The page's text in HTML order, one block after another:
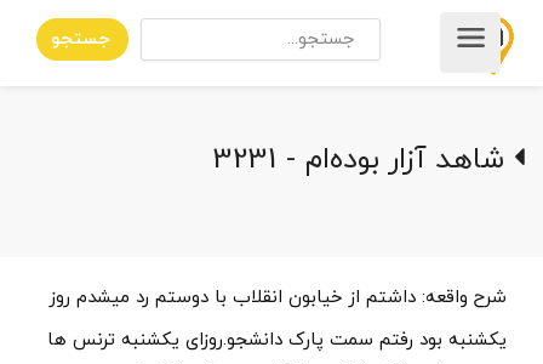
جستجو
شاهد آزار بوده‌ام - 3231
شرح واقعه: داشتم از خیابون انقلاب با دوستم رد میشدم روز
یکشنبه بود رفتم سمت پارک دانشجو.روزای یکشنبه ترنس ها